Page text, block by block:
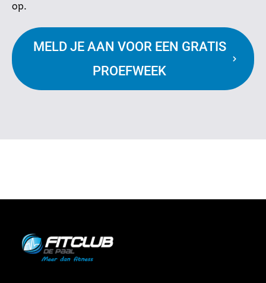
op.
MELD JE AAN VOOR EEN GRATIS
PROEFWEEK